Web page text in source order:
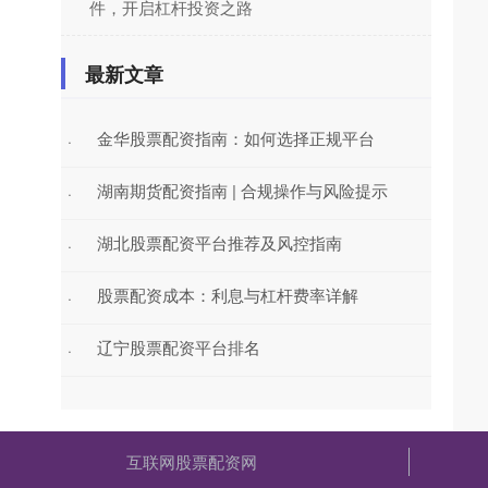
件，开启杠杆投资之路
最新文章
· 金华股票配资指南：如何选择正规平台
· 湖南期货配资指南 | 合规操作与风险提示
· 湖北股票配资平台推荐及风控指南
· 股票配资成本：利息与杠杆费率详解
· 辽宁股票配资平台排名
互联网股票配资网